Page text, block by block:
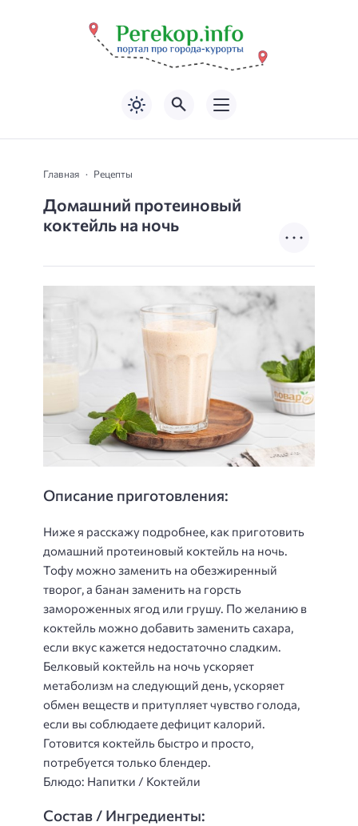
Главная Рецепты
Домашний протеиновый
коктейль на ночь
Описание приготовления:
Ниже я расскажу подробнее, как приготовить
домашний протеиновый коктейль на ночь.
Тофу можно заменить на обезжиренный
творог, а банан заменить на горсть
замороженных ягод или грушу. По желанию в
коктейль можно добавить заменить сахара,
если вкус кажется недостаточно сладким.
Белковый коктейль на ночь ускоряет
метаболизм на следующий день, ускоряет
обмен веществ и притупляет чувство голода,
если вы соблюдаете дефицит калорий.
Готовится коктейль быстро и просто,
потребуется только блендер.
Блюдо: Напитки / Коктейли
Состав / Ингредиенты: